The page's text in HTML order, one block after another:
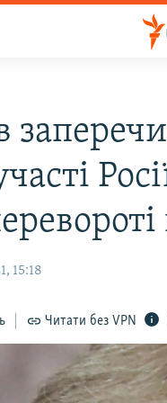
15:18
Читати без VPN